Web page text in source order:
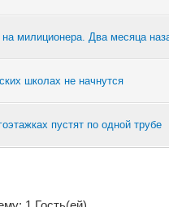
милиционера. Два месяца
школах не начнутся
пустят по одной трубе